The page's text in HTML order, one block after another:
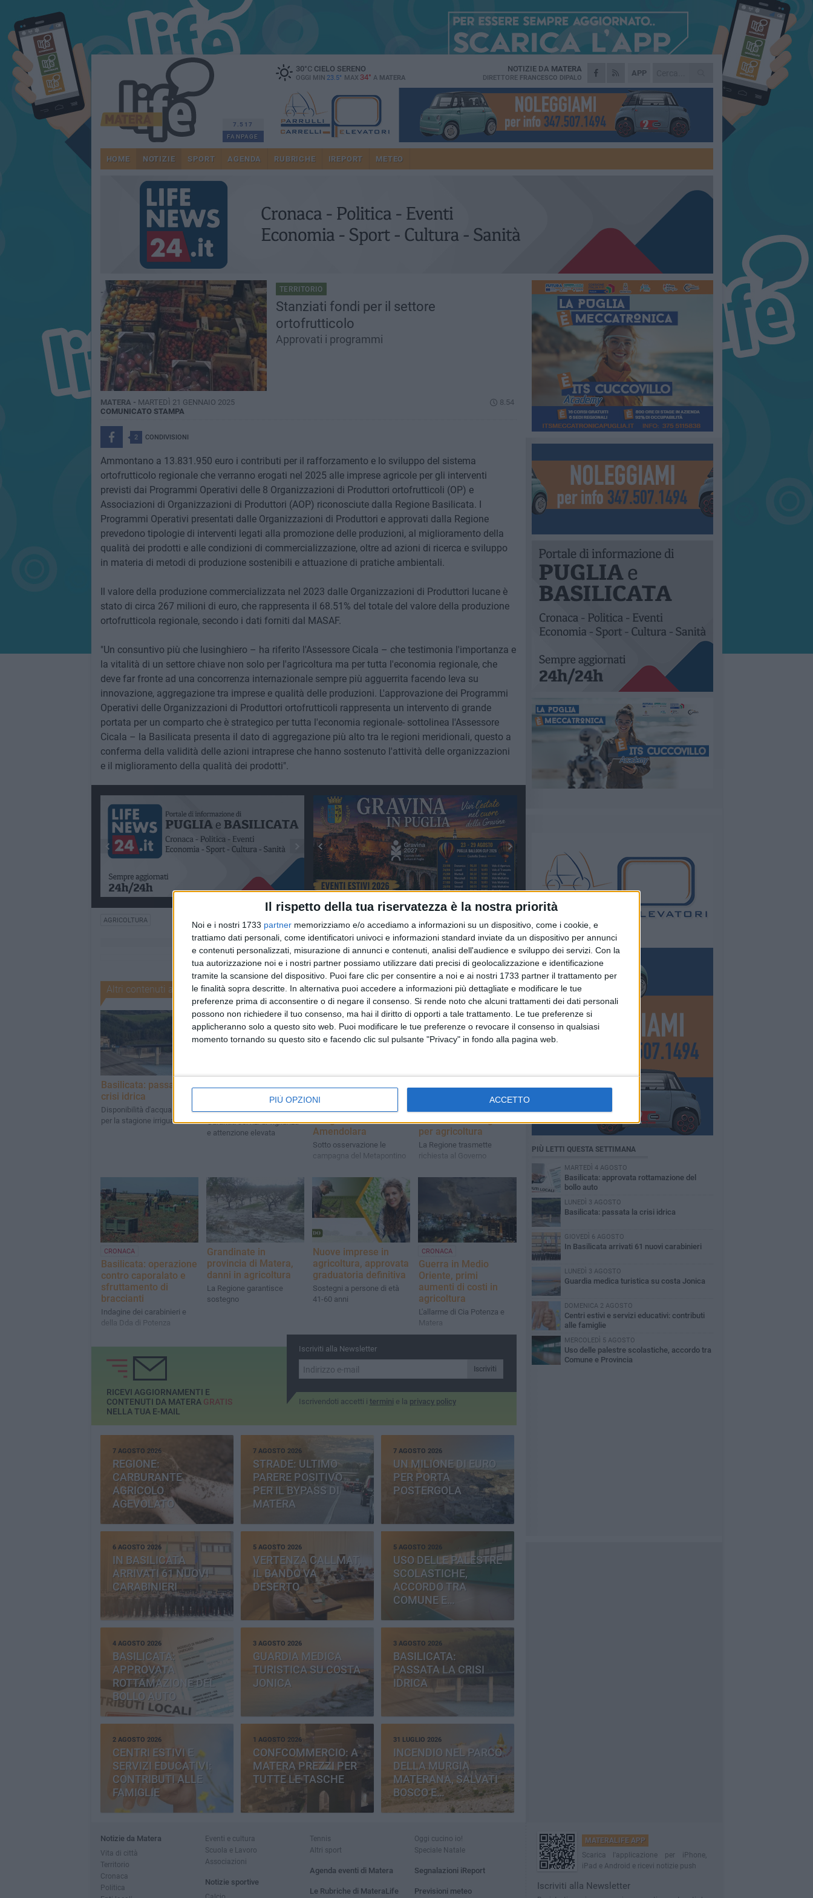
Il rispetto della tua riservatezza è la nostra priorità
Noi e i nostri 1733 partner memorizziamo e/o accediamo a informazioni su un dispositivo, come i cookie, e
trattiamo dati personali, come identificatori univoci e informazioni standard inviate da un dispositivo per annunci
e contenuti personalizzati, misurazione di annunci e contenuti, analisi dell'audience e sviluppo dei servizi. Con la
tua autorizzazione noi e i nostri partner possiamo utilizzare dati precisi di geolocalizzazione e identificazione
tramite la scansione del dispositivo. Puoi fare clic per consentire a noi e ai nostri 1733 partner il trattamento per
le finalità sopra descritte. In alternativa puoi accedere a informazioni più dettagliate e modificare le tue
preferenze prima di acconsentire o di negare il consenso. Si rende noto che alcuni trattamenti dei dati personali
possono non richiedere il tuo consenso, ma hai il diritto di opporti a tale trattamento. Le tue preferenze si
applicheranno solo a questo sito web. Puoi modificare le tue preferenze o revocare il consenso in qualsiasi
momento tornando su questo sito e facendo clic sul pulsante "Privacy" in fondo alla pagina web.
PIÙ OPZIONI ACCETTO
7.517
FANPAGE
30°CCIELO SERENO
OGGI MIN 23.5° MAX 34° A MATERA
APP
NOTIZIE DA MATERA
DIRETTORE FRANCESCO DIPALO
HOME NOTIZIE SPORT AGENDA RUBRICHE IREPORT METEO
TERRITORIO
Stanziati fondi per il settore
ortofrutticolo
Approvati i programmi
MATERA - MARTEDÌ 21 GENNAIO 2025
8.54
COMUNICATO STAMPA
2 CONDIVISIONI
Ammontano a 13.831.950 euro i contributi per il rafforzamento e lo sviluppo del sistema
ortofrutticolo regionale che verranno erogati nel 2025 alle imprese agricole per gli interventi
previsti dai Programmi Operativi delle 8 Organizzazioni di Produttori ortofrutticoli (OP) e
Associazioni di Organizzazioni di Produttori (AOP) riconosciute dalla Regione Basilicata. I
Programmi Operativi presentati dalle Organizzazioni di Produttori e approvati dalla Regione
prevedono tipologie di interventi legati alla promozione delle produzioni, al miglioramento della
qualità dei prodotti e alle condizioni di commercializzazione, oltre ad azioni di ricerca e sviluppo
in materia di metodi di produzione sostenibili e attuazione di pratiche ambientali.
Il valore della produzione commercializzata nel 2023 dalle Organizzazioni di Produttori lucane è
stato di circa 267 milioni di euro, che rappresenta il 68.51% del totale del valore della produzione
ortofrutticola regionale, secondo i dati forniti dal MASAF.
"Un consuntivo più che lusinghiero – ha riferito l'Assessore Cicala – che testimonia l'importanza e
la vitalità di un settore chiave non solo per l'agricoltura ma per tutta l'economia regionale, che
deve far fronte ad una concorrenza internazionale sempre più agguerrita facendo leva su
innovazione, aggregazione tra imprese e qualità delle produzioni. L'approvazione dei Programmi
Operativi delle Organizzazioni di Produttori ortofrutticoli rappresenta un intervento di grande
portata per un comparto che è strategico per tutta l'economia regionale- sottolinea l'Assessore
Cicala – la Basilicata presenta il dato di aggregazione più alto tra le regioni meridionali, questo a
conferma della validità delle azioni intraprese che hanno sostenuto l'attività delle organizzazioni
e il miglioramento della qualità dei prodotti".
AGRICOLTURA
Altri contenuti a tema
Basilicata: passata la
crisi idrica
Disponibilità d'acqua buone
per la stagione irrigua
Riunione in Prefettura
sul caporalato
Garantiti servizi di vigilanza
e attenzione elevata
Stretta contro il
caporalato dopo la
strage ad
Amendolara
Sotto osservazione le
campagna del Metapontino
dichiarata emergenza
per agricoltura
La Regione trasmette
richiesta al Governo
CRONACA
Basilicata: operazione
contro caporalato e
sfruttamento di
braccianti
Indagine dei carabinieri e
della Dda di Potenza
Grandinate in
provincia di Matera,
danni in agricoltura
La Regione garantisce
sostegno
Nuove imprese in
agricoltura, approvata
graduatoria definitiva
Sostegni a persone di età
41-60 anni
CRONACA
Guerra in Medio
Oriente, primi
aumenti di costi in
agricoltura
L'allarme di Cia Potenza e
Matera
Iscriviti alla Newsletter
Iscriviti
Iscrivendoti accetti i termini e la privacy policy
RICEVI AGGIORNAMENTI E
CONTENUTI DA MATERA GRATIS
NELLA TUA E-MAIL
7 AGOSTO 2026
REGIONE:
CARBURANTE
AGRICOLO
AGEVOLATO
7 AGOSTO 2026
STRADE: ULTIMO
PARERE POSITIVO
PER IL BYPASS DI
MATERA
7 AGOSTO 2026
UN MILIONE DI EURO
PER PORTA
POSTERGOLA
6 AGOSTO 2026
IN BASILICATA
ARRIVATI 61 NUOVI
CARABINIERI
5 AGOSTO 2026
VERTENZA CALLMAT,
IL BANDO VA
DESERTO
5 AGOSTO 2026
USO DELLE PALESTRE
SCOLASTICHE,
ACCORDO TRA
COMUNE E
PROVINCIA
4 AGOSTO 2026
BASILICATA:
APPROVATA
ROTTAMAZIONE DEL
BOLLO AUTO
3 AGOSTO 2026
GUARDIA MEDICA
TURISTICA SU COSTA
JONICA
3 AGOSTO 2026
BASILICATA:
PASSATA LA CRISI
IDRICA
2 AGOSTO 2026
CENTRI ESTIVI E
SERVIZI EDUCATIVI:
CONTRIBUTI ALLE
FAMIGLIE
1 AGOSTO 2026
CONFCOMMERCIO: A
MATERA PREZZI PER
TUTTE LE TASCHE
31 LUGLIO 2026
INCENDIO NEL PARCO
DELLA MURGIA
MATERANA, SALVATI
BOSCO E
CEMENTERIA
PIÙ LETTI QUESTA SETTIMANA
MARTEDÌ 4 AGOSTO
Basilicata: approvata rottamazione del
bollo auto
LUNEDÌ 3 AGOSTO
Basilicata: passata la crisi idrica
GIOVEDÌ 6 AGOSTO
In Basilicata arrivati 61 nuovi carabinieri
LUNEDÌ 3 AGOSTO
Guardia medica turistica su costa Jonica
DOMENICA 2 AGOSTO
Centri estivi e servizi educativi: contributi
alle famiglie
MERCOLEDÌ 5 AGOSTO
Uso delle palestre scolastiche, accordo tra
Comune e Provincia
Notizie da Matera
Vita di città
Territorio
Cronaca
Politica
Eventi e cultura
Scuola e Lavoro
Associazioni
Notizie sportive
Tennis
Altri sport
Agenda eventi di Matera
Le Rubriche di MateraLife
Oggi cucino io!
Speciale Natale
Segnalazioni iReport
Previsioni meteo
MATERALIFE APP
Scarica l'applicazione per iPhone,
iPad e Android e ricevi notizie push
Iscriviti alla Newsletter